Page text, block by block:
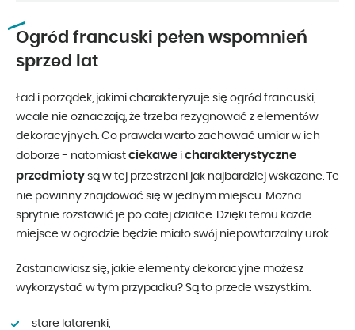
Ogród francuski pełen wspomnień
sprzed lat
Ład i porządek, jakimi charakteryzuje się ogród francuski,
wcale nie oznaczają, że trzeba rezygnować z elementów
dekoracyjnych. Co prawda warto zachować umiar w ich
doborze - natomiast ciekawe i charakterystyczne
przedmioty są w tej przestrzeni jak najbardziej wskazane. Te
nie powinny znajdować się w jednym miejscu. Można
sprytnie rozstawić je po całej działce. Dzięki temu każde
miejsce w ogrodzie będzie miało swój niepowtarzalny urok.
Zastanawiasz się, jakie elementy dekoracyjne możesz
wykorzystać w tym przypadku? Są to przede wszystkim:
stare latarenki,